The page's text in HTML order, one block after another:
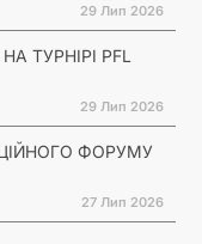
29 Лип 2026
ТУРНІРІ PFL
29 Лип 2026
ФОРУМУ
27 Лип 2026